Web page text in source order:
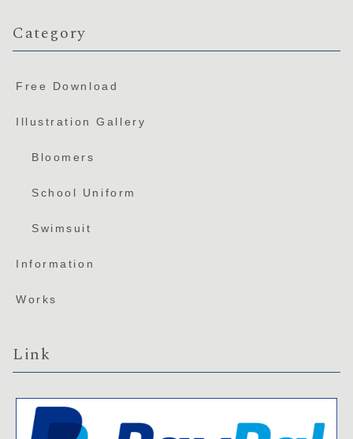
Category
Free Download
Illustration Gallery
Bloomers
School Uniform
Swimsuit
Information
Works
Link